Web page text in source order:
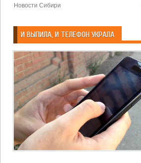
Новости Сибири
И ВЫПИЛА, И ТЕЛЕФОН УКРАЛА